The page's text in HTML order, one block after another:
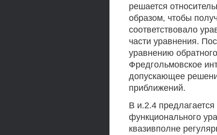
решается
образом, чтобы
соответствовало
части уравнения.
уравнению
Фредгольмовское
допускающее
приближений.
В и.2.4
функционального
квазивполне